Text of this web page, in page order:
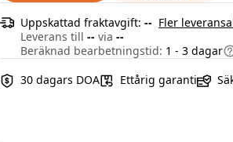
Uppskattad fraktavgift: -- Fler
Leverans till -- via --
Beräknad bearbetningstid: 1 - 3 dagar
30 dagars DOA
Ettårig garanti